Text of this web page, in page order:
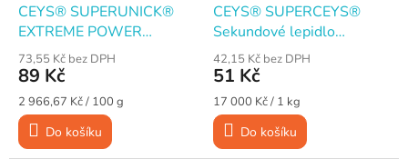
CEYS® SUPERUNICK®
EXTREME POWER
Sekundové lepidlo
univerzální, gelové, 3 g
73,55 Kč bez DPH
89 Kč
Měrná
cena:
2 966,67 Kč / 100 g
Do košíku
CEYS® SUPERCEYS®
Sekundové lepidlo
univerzální, 3 g
42,15 Kč bez DPH
51 Kč
Měrná
cena:
17 000 Kč / 1 kg
Do košíku